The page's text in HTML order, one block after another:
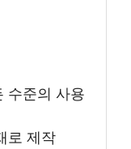
수준의 사용
로 제작